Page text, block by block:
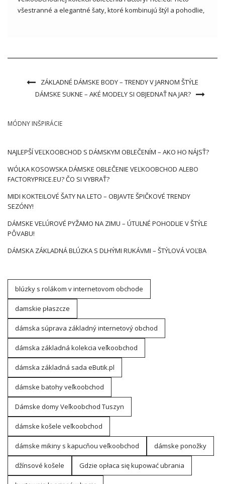
všestranné a elegantné šaty, ktoré kombinujú štýl a pohodlie,
ZÁKLADNÉ DÁMSKE BODY – TRENDY V JARNOM ŠTÝLE
DÁMSKE SUKNE – AKÉ MODELY SI OBJEDNAŤ NA JAR?
MÓDNY INŠPIRÁCIE
NAJLEPŠÍ VEĽKOOBCHOD S DÁMSKYM OBLEČENÍM – AKO HO NÁJSŤ?
WÓLKA KOSOWSKA DÁMSKE OBLEČENIE VEĽKOOBCHOD ALEBO
FACTORYPRICE.EU? ČO SI VYBRAŤ?
MIDI KOKTEILOVÉ ŠATY NA LETO – OBJAVTE ŠPIČKOVÉ TRENDY
SEZÓNY!
DÁMSKE VELÚROVÉ PYŽAMO NA ZIMU – ÚTULNÉ POHODLIE V ŠTÝLE
PÔVABU!
DÁMSKA ZÁKLADNÁ BLÚZKA S DLHÝMI RUKÁVMI – ŠTÝLOVÁ VOĽBA
blúzky s rolákom v internetovom obchode
damskie płaszcze
dámska súprava základný internetový obchod
dámska základná kolekcia veľkoobchod
dámska základná sada eButik.pl
dámske batohy veľkoobchod
Dámske domy Veľkoobchod Tuszyn
dámske košele veľkoobchod
dámske mikiny s kapucňou veľkoobchod dámske ponožky
džínsové košele Gdzie opłaca się kupować ubrania